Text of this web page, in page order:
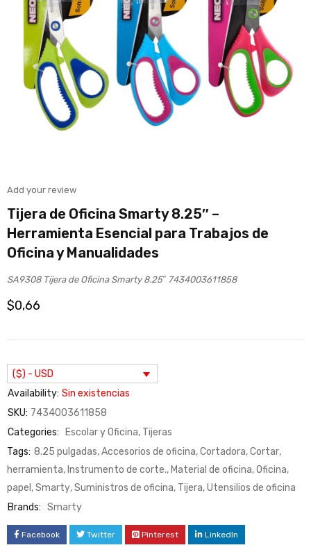
Add your review
Tijera de Oficina Smarty 8.25″ –
Herramienta Esencial para Trabajos de
Oficina y Manualidades
SA9308 Tijera de Oficina Smarty 8.25″ 7434003611858
$0,66
($) - USD
Availability: Sin existencias
SKU: 7434003611858
Categories: Escolar y Oficina, Tijeras
Tags: 8.25 pulgadas,Accesorios de oficina,Cortadora,Cortar,
herramienta,Instrumento de corte.,Material de oficina,Oficina,
papel,Smarty,Suministros de oficina, Tijera,Utensilios de oficina
Brands: Smarty
Facebook Twitter Pinterest LinkedIn